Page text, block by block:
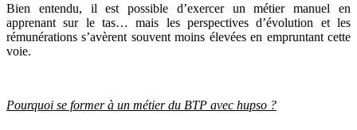
Bien entendu, il est possible d’exercer un métier manuel en
apprenant sur le tas… mais les perspectives d’évolution et les
rémunérations s’avèrent souvent moins élevées en empruntant cette
voie.
Pourquoi se former à un métier du BTP avec hupso ?